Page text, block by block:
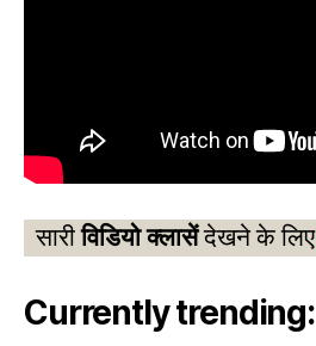
सारीविडियो क्लासेंदेखने के
Currently trending: